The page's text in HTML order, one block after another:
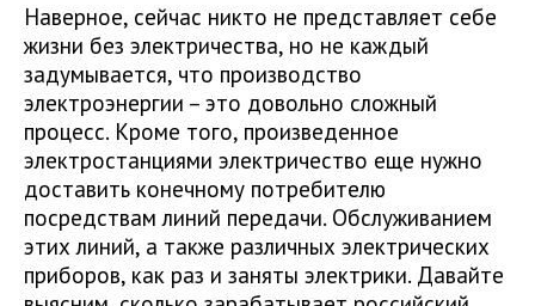
Наверное, сейчас никто не представляет себе
жизни без электричества, но не каждый
задумывается, что производство
электроэнергии – это довольно сложный
процесс. Кроме того, произведенное
электростанциями электричество еще нужно
доставить конечному потребителю
посредствам линий передачи. Обслуживанием
этих линий, а также различных электрических
приборов, как раз и заняты электрики. Давайте